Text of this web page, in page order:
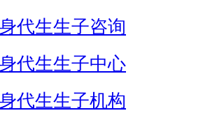
代生生子咨询
代生生子中心
代生生子机构